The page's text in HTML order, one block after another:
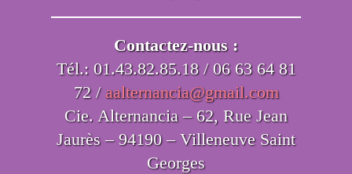
Contactez-nous :
Tél.: 01.43.82.85.18 / 06 63 64 81
72 / aalternancia@gmail.com
Cie. Alternancia – 62, Rue Jean
Jaurès – 94190 – Villeneuve Saint
Georges